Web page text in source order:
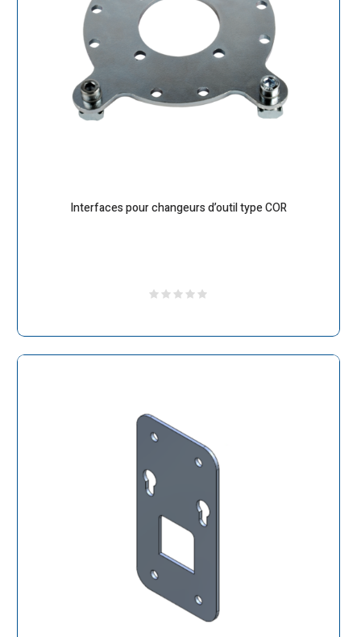
Interfaces pour changeurs d’outil type COR